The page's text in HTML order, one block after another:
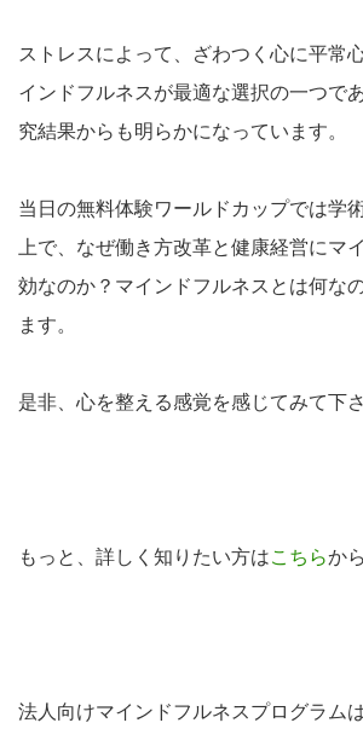
ストレスによって、ざわつく心に平常
インドフルネスが最適な選択の一つで
究結果からも明らかになっています。
当日の無料体験ワールドカップでは学
上で、なぜ働き方改革と健康経営にマ
効なのか？マインドフルネスとは何な
ます。
是非、心を整える感覚を感じてみて下さ
もっと、詳しく知りたい方はこちらから
法人向けマインドフルネスプログラム